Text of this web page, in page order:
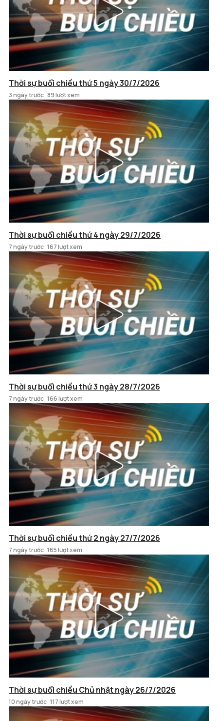
Thời sự buổi chiều thứ 5 ngày 30/7/2026
3 ngày trước 89 lượt xem
Thời sự buổi chiều thứ 4 ngày 29/7/2026
7 ngày trước 167 lượt xem
Thời sự buổi chiều thứ 3 ngày 28/7/2026
7 ngày trước 166 lượt xem
Thời sự buổi chiều thứ 2 ngày 27/7/2026
7 ngày trước 165 lượt xem
Thời sự buổi chiều Chủ nhật ngày 26/7/2026
10 ngày trước 117 lượt xem